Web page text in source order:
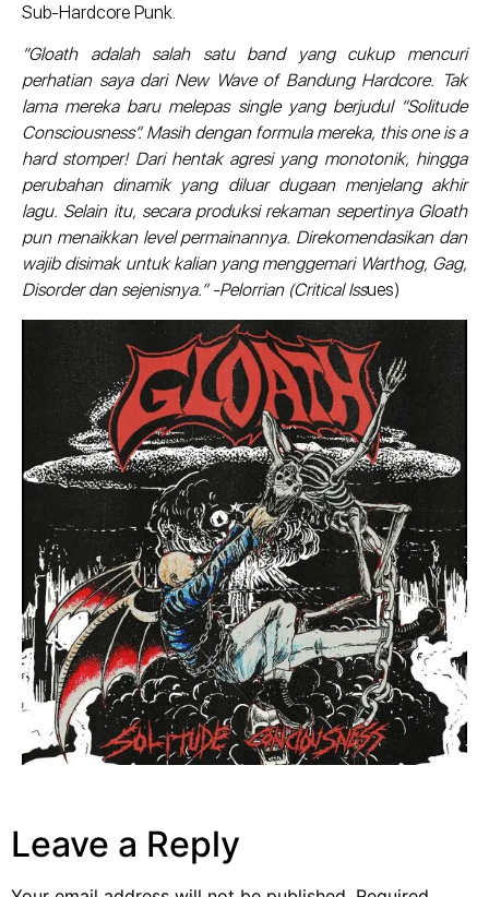
Sub-Hardcore Punk.
“Gloath adalah salah satu band yang cukup mencuri
perhatian saya dari New Wave of Bandung Hardcore. Tak
lama mereka baru melepas single yang berjudul “Solitude
Consciousness”. Masih dengan formula mereka, this one is a
hard stomper! Dari hentak agresi yang monotonik, hingga
perubahan dinamik yang diluar dugaan menjelang akhir
lagu. Selain itu, secara produksi rekaman sepertinya Gloath
pun menaikkan level permainannya. Direkomendasikan dan
wajib disimak untuk kalian yang menggemari Warthog, Gag,
Disorder dan sejenisnya.” -Pelorrian (Critical Issues)
Leave a Reply